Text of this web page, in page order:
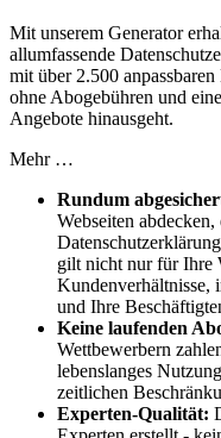
Mit unserem Generator
allumfassende
mit über 2.500
ohne Abogebühren und
Angebote hinausgeht.
Mehr …
Rundum
Webseiten
gilt nicht nur für Ihre
Kundenverhältnisse,
und Ihre
Keine laufenden
Wettbewerbern
lebenslanges
zeitlichen
Experten-Qualität: